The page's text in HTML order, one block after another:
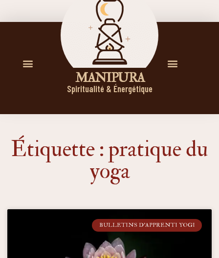
M A N I P U R A
Spiritualité & Énergétique
Étiquette : pratique du
yoga
BULLETINS D'APPRENTI YOGI